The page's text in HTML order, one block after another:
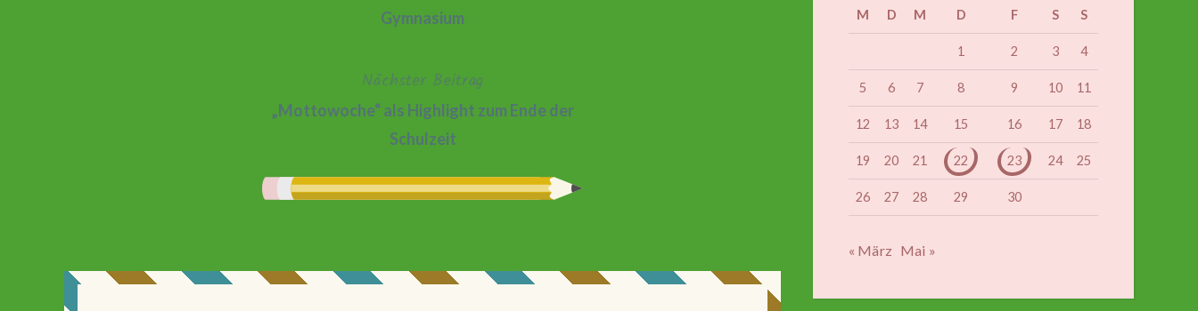
Gymnasium
Nächster Beitrag
„Mottowoche“ als Highlight zum Ende der
Schulzeit
M D M D F S S
1 2 3 4
5 6 7 8 9 10 11
12 13 14 15 16 17 18
19 20 21 22 23 24 25
26 27 28 29 30
« März Mai »